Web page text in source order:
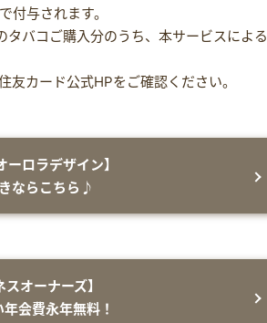
付与されます。
バコご購入分のうち、本サービスによる
カード公式HPをご確認ください。
ーロラデザイン】
ならこちら♪
オーナーズ】
会費永年無料！